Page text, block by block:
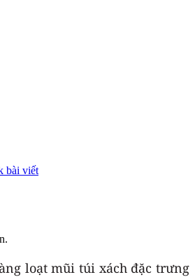
bài viết
loạt mũi túi xách đặc trưng